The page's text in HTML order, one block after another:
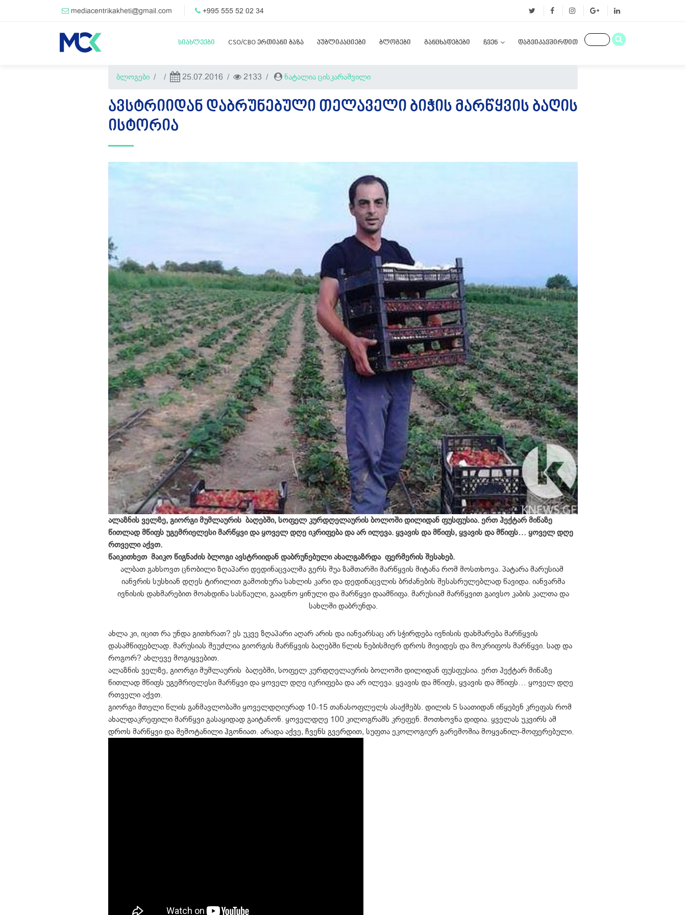
mediacentrikakheti@gmail.com +995 555 52 02 34
სიახლეები CSO/CBO ერთიანი ბაზა პუბლიკაციები ბლოგები განცხადებები ჩვენ დაგვიკავშირდით
ბლოგები 25.07.2016 2133 ნატალია ცისკარაშვილი
ᲐᲕᲡᲢᲠᲘᲘᲓᲐᲜ ᲓᲐᲑᲠᲣᲜᲔᲑᲣᲚᲘ ᲗᲔᲚᲐᲕᲔᲚᲘ ᲑᲘᲭᲘᲡ ᲛᲐᲠᲬᲧᲕᲘᲡ ᲑᲐᲦᲘᲡ
ᲘᲡᲢᲝᲠᲘᲐ
ალაზნის ველზე, გიორგი მუმლაურის ბაღებში, სოფელ კურდღელაურის ბოლოში დილიდან ფუსფუსია. ერთ ჰექტარ მიწაზე
წითლად მწიფს უგემრიელესი მარწყვი და ყოველ დღე იკრიფება და არ ილევა. ყვავის და მწიფს, ყვავის და მწიფს… ყოველ დღე
რთველი აქვთ.
წაიკითხეთ მაიკო წიგნაძის ბლოგი ავსტრიიდან დაბრუნებული ახალგაზრდა ფერმერის შესახებ.
ალბათ გახსოვთ ცნობილი ზღაპარი დედინაცვალმა გერს შუა ზამთარში მარწყვის მიტანა რომ მოსთხოვა. პატარა მარუსიამ
იანვრის სუსხიან დღეს ტირილით გამოიხურა სახლის კარი და დედინაცვლის ბრძანების შესასრულებლად წავიდა. იანვარმა
ივნისის დახმარებით მოახდინა სასწაული, გაადნო ყინული და მარწყვი დაამწიფა. მარუსიამ მარწყვით გაივსო კაბის კალთა და
სახლში დაბრუნდა.
ახლა კი, იცით რა უნდა გითხრათ? ეს უკვე ზღაპარი აღარ არის და იანვარსაც არ სჭირდება ივნისის დახმარება მარწყვის
დასამწიფებლად. მარუსიას შეუძლია გიორგის მარწყვის ბაღებში წლის ნებისმიერ დროს მივიდეს და მოკრიფოს მარწყვი. სად და
როგორ? ახლევე მოგიყვებით.
ალაზნის ველზე, გიორგი მუმლაურის ბაღებში, სოფელ კურდღელაურის ბოლოში დილიდან ფუსფუსია. ერთ ჰექტარ მიწაზე
წითლად მწიფს უგემრიელესი მარწყვი და ყოველ დღე იკრიფება და არ ილევა. ყვავის და მწიფს, ყვავის და მწიფს… ყოველ დღე
რთველი აქვთ.
გიორგი მთელი წლის განმავლობაში ყოველდღიურად 10-15 თანასოფლელს ასაქმებს. დილის 5 საათიდან იწყებენ კრეფას რომ
ახალდაკრეფილი მარწყვი გასაყიდად გაიტანონ. ყოველდღე 100 კილოგრამს კრეფენ. მოთხოვნა დიდია. ყველას უკვირს ამ
დროს მარწყვი და შემოტანილი ჰგონიათ. არადა აქვე, ჩვენს გვერდით, სუფთა ეკოლოგიურ გარემოშია მოყვანილ-მოფერებული.